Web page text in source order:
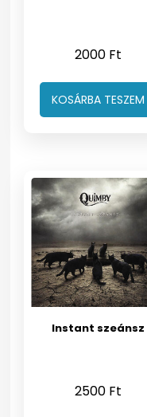
2000 Ft
KOSÁRBA TESZEM
Instant szeánsz
2500 Ft